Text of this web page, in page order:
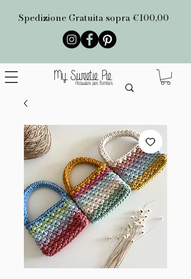
Spedizione Gratuita sopra €100,00